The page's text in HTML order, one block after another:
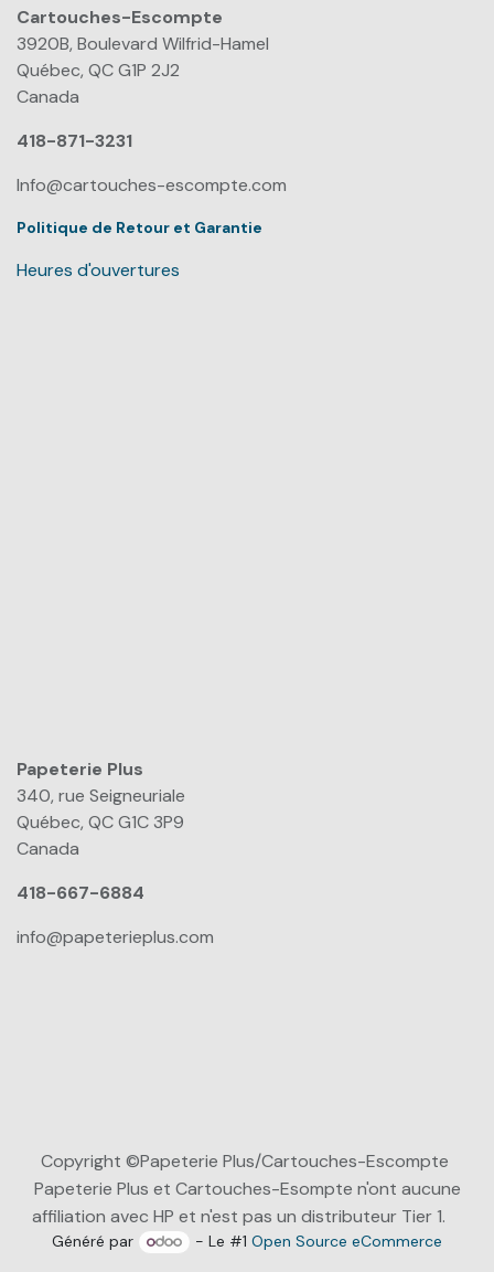
Cartouches-Escompte
3920B, Boulevard Wilfrid-Hamel
Québec, QC G1P 2J2
Canada
418-871-3231
Info@cartouches-escompte.com
Politique de Retour et Garantie
Heures d'ouvertures
Papeterie Plus​
340, rue Seigneuriale
Québec, QC G1C 3P9
Canada
418-667-6884
info@papeterieplus.com
Copyright ©Papeterie Plus/Cartouches-Escompte
Papeterie Plus et Cartouches-Esompte n'ont aucune
affiliation avec HP et n'est pas un distributeur Tier 1.
Généré par - Le #1Open Source eCommerce